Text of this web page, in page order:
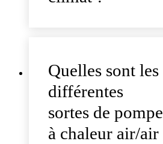
Quelles sont les
différentes
sortes de pompe
à chaleur air/air